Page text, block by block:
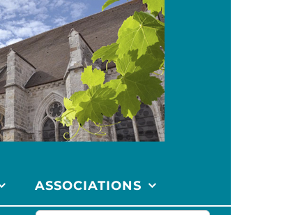
ASSOCIATIONS